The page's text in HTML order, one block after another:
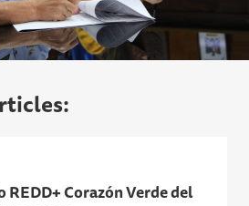
REDD+ Corazón Verde del